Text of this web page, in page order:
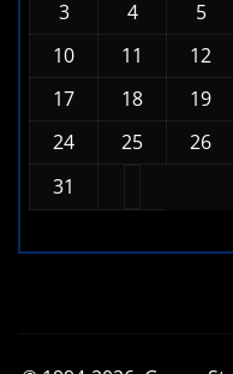
3
4 5
10
11 12
17
18 19
24
25 26
31